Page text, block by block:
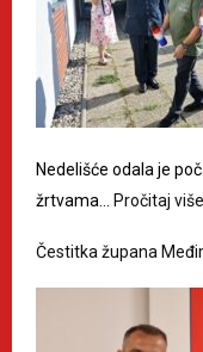
Nedelišće odala je
žrtvama…
Pročitaj
Čestitka župana